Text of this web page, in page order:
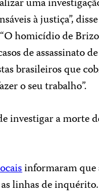
uma
à justiça”,
homicídio de
de assassinato
brasileiros que
o seu trabalho”.
investigar a morte
informaram que
linhas de inquérito.